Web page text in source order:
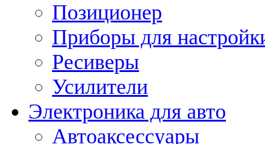
Позиционер
Приборы для
Ресиверы
Усилители
Электроника для авто
Автоаксессуары